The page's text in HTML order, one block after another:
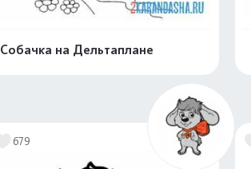
Собачка на Дельтаплане
679